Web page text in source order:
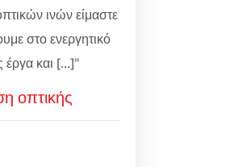
ινών είμαστε
στο ενεργητικό
έργα και [...]"
οπτικής